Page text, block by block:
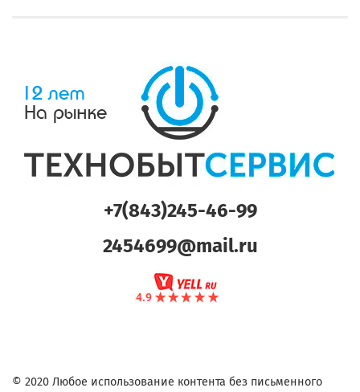
+7(843)245-46-99
2454699@mail.ru
© 2020 Любое использование контента без письменного